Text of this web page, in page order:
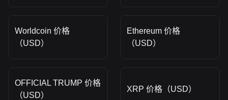
Worldcoin 价格
（USD）
Ethereum 价格
（USD）
OFFICIAL TRUMP 价格
（USD）
XRP 价格（USD）